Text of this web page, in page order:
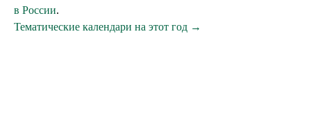
в России.
Тематические календари на этот год →